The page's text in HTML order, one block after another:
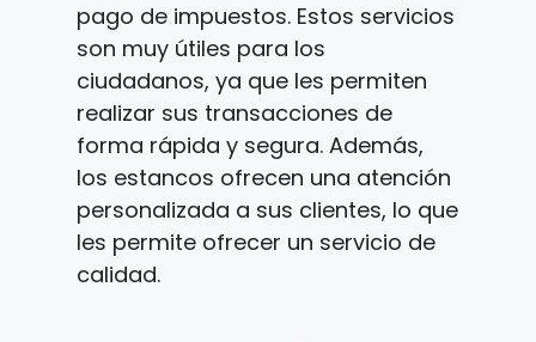
pago de impuestos. Estos servicios
son muy útiles para los
ciudadanos, ya que les permiten
realizar sus transacciones de
forma rápida y segura. Además,
los estancos ofrecen una atención
personalizada a sus clientes, lo que
les permite ofrecer un servicio de
calidad.